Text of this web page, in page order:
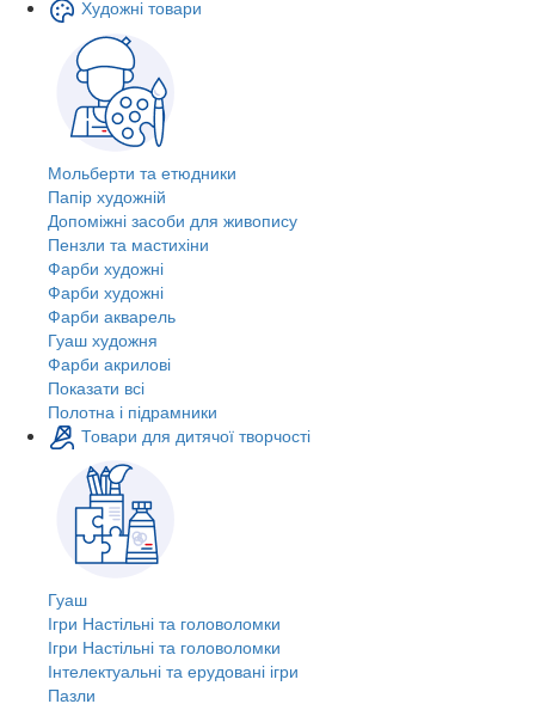
Художні товари
Мольберти та етюдники
Папір художній
Допоміжні засоби для живопису
Пензли та мастихіни
Фарби художні
Фарби художні
Фарби акварель
Гуаш художня
Фарби акрилові
Показати всі
Полотна і підрамники
Товари для дитячої творчості
Гуаш
Ігри Настільні та головоломки
Ігри Настільні та головоломки
Інтелектуальні та ерудовані ігри
Пазли